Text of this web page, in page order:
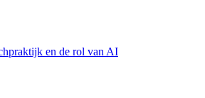
en de rol van AI